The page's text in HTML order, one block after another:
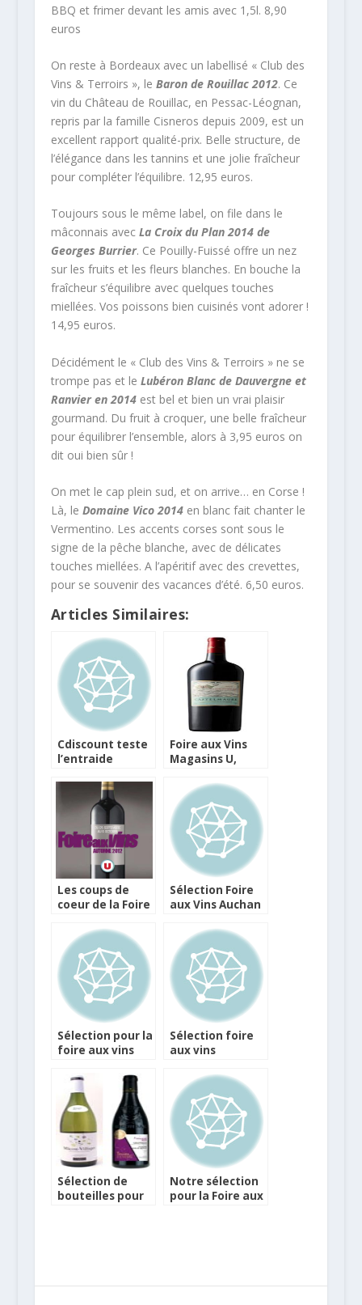
BBQ et frimer devant les amis avec 1,5l. 8,90
euros
On reste à Bordeaux avec un labellisé « Club des
Vins & Terroirs », le Baron de Rouillac 2012. Ce
vin du Château de Rouillac, en Pessac-Léognan,
repris par la famille Cisneros depuis 2009, est un
excellent rapport qualité-prix. Belle structure, de
l’élégance dans les tannins et une jolie fraîcheur
pour compléter l’équilibre. 12,95 euros.
Toujours sous le même label, on file dans le
mâconnais avec La Croix du Plan 2014 de
Georges Burrier. Ce Pouilly-Fuissé offre un nez
sur les fruits et les fleurs blanches. En bouche la
fraîcheur s’équilibre avec quelques touches
miellées. Vos poissons bien cuisinés vont adorer !
14,95 euros.
Décidément le « Club des Vins & Terroirs » ne se
trompe pas et le Lubéron Blanc de Dauvergne et
Ranvier en 2014est bel et bien un vrai plaisir
gourmand. Du fruit à croquer, une belle fraîcheur
pour équilibrer l’ensemble, alors à 3,95 euros on
dit oui bien sûr !
On met le cap plein sud, et on arrive… en Corse !
Là, le Domaine Vico 2014en blanc fait chanter le
Vermentino. Les accents corses sont sous le
signe de la pêche blanche, avec de délicates
touches miellées. A l’apéritif avec des crevettes,
pour se souvenir des vacances d’été. 6,50 euros.
Articles Similaires:
Cdiscount teste
l’entraide
pour sa foire aux
vins
Foire aux Vins
Magasins U,
Les coups de
coeur de la Foire
Magasins U
Sélection Foire
aux Vins Auchan
Sélection pour la
foire aux vins
Sélection foire
aux vins
Carrefour
Sélection de
bouteilles pour
Notre sélection
pour la Foire aux